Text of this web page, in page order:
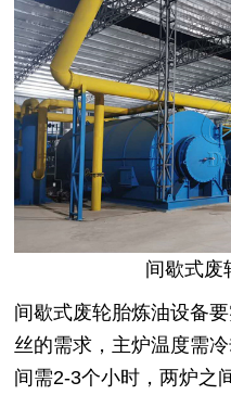
间歇式废
间歇式废轮胎炼油设备
丝的需求，主炉温度需
间需2-3个小时，两炉之